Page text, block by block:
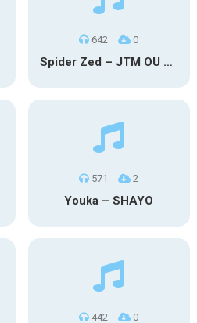
642 0
Spider Zed – JTM OU TG
571 2
Youka – SHAYO
442 0